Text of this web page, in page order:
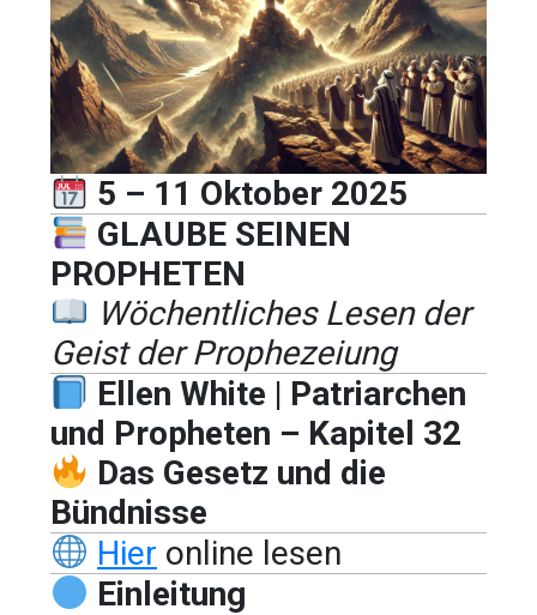
5 – 11 Oktober 2025
GLAUBE SEINEN
PROPHETEN
Wöchentliches Lesen der
Geist der Prophezeiung
Ellen White | Patriarchen
und Propheten – Kapitel 32
Das Gesetz und die
Bündnisse
Hier online lesen
Einleitung